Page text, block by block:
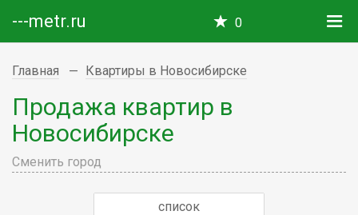
---metr.ru 0
Главная Квартиры в Новосибирске
Продажа квартир в
Новосибирске
Сменить город
список